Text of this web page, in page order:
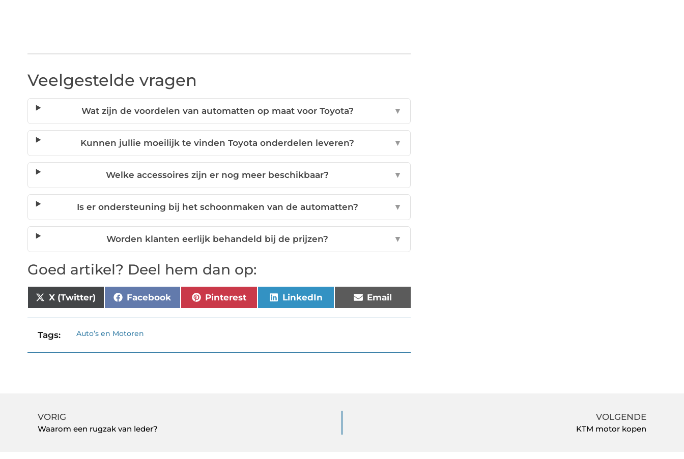
Veelgestelde vragen
Wat zijn de voordelen van automatten op maat voor Toyota? ▼
Kunnen jullie moeilijk te vinden Toyota onderdelen leveren? ▼
Welke accessoires zijn er nog meer beschikbaar? ▼
Is er ondersteuning bij het schoonmaken van de automatten? ▼
Worden klanten eerlijk behandeld bij de prijzen? ▼
Goed artikel? Deel hem dan op:
X (Twitter) Facebook Pinterest LinkedIn Email
Tags: Auto’s en Motoren
VORIG
Waarom een rugzak van leder?
VOLGENDE
KTM motor kopen